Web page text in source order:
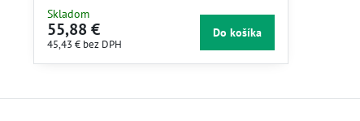
Skladom
55,88 €
45,43 € bez DPH
Do košíka